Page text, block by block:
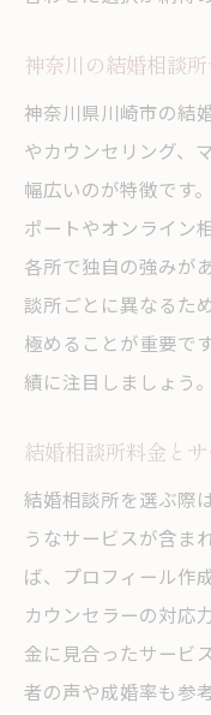
神奈川の結婚相談
神奈川県川崎市の結
やカウンセリング、
幅広いのが特徴です
ポートやオンライン
各所で独自の強みが
談所ごとに異なるた
極めることが重要で
績に注目しましょう。
結婚相談所料金と
結婚相談所を選ぶ際
うなサービスが含ま
ば、プロフィール作
カウンセラーの対応
金に見合ったサービ
者の声や成婚率も参